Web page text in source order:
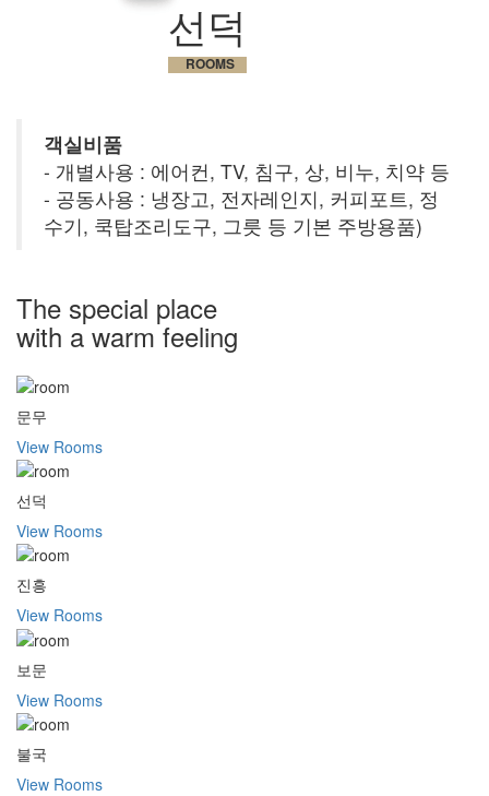
선덕
ROOMS
객실비품
- 개별사용 : 에어컨, TV, 침구, 상, 비누, 치약 등
- 공동사용 : 냉장고, 전자레인지, 커피포트, 정
수기, 쿡탑조리도구, 그릇 등 기본 주방용품)
The special place
with a warm feeling
문무
View Rooms
선덕
View Rooms
진흥
View Rooms
보문
View Rooms
불국
View Rooms